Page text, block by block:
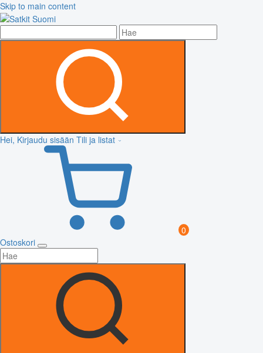
Skip to main content
Hei, Kirjaudu sisään Tili ja listat
0
Ostoskori